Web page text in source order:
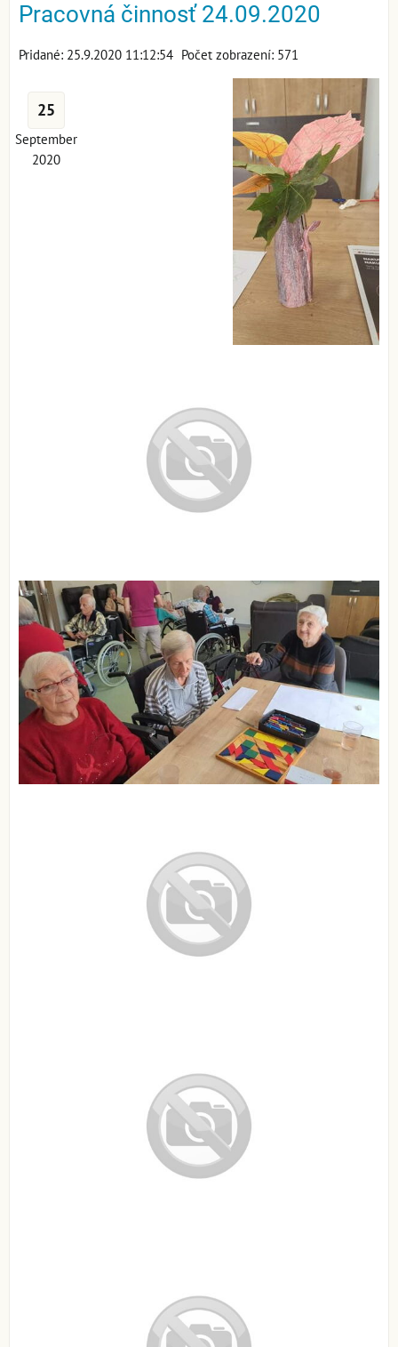
Pracovná činnosť 24.09.2020
Pridané: 25.9.2020 11:12:54 Počet zobrazení: 571
25
September
2020